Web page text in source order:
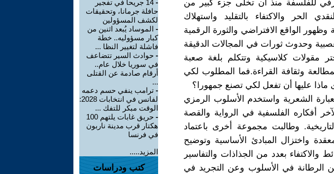
للفلسفة منذ أن تخلى جزء كبير من
الحر والاكتفاء بالتقليد واستهلاك
وظهور الواقع الافتراضي والثورة الرقمية
وحدوث ثورات في المجالات الدقيقة
كلاسيكية وتتكلم بلغة صعبة
وثقافة القراءة.فما المطلوب لكي
ماذا عليها أن تفعل لكي تصنع جمهورا؟
الشعرية واستخدم الأسلوب الرمزي
أفكاره الفلسفية في الرواية والقصة
وطالبت مجموعة أخرى باعتماد
واختزال المبادئ الأساسية وتوضيح
والاكتفاء بعدد من الجذاذات والتفاسير
الرطانة في الأسلوب وعن التجريد في
-
14 جريحاً في تفجير
حافلة جرمانا، وتحقيقات
لكشف المسؤولين
- الموساد يُبعد اثنين من
كبار مسؤوليه.. خطة
فاشلة لتغيير النظا ...
- حوادث السير تتضاعف
في سوريا خلال عام..
أرقام صادمة عن القتلى
...
- ترامب ينفي حسم دعمه
لفانس في انتخابات 2028:
الوقت مبكر للتفك ...
-
حريق غابات يلتهم 100
هكتار قرب مدينة ناربون
في فرنسا
المزيد.....
كتب ودراسات